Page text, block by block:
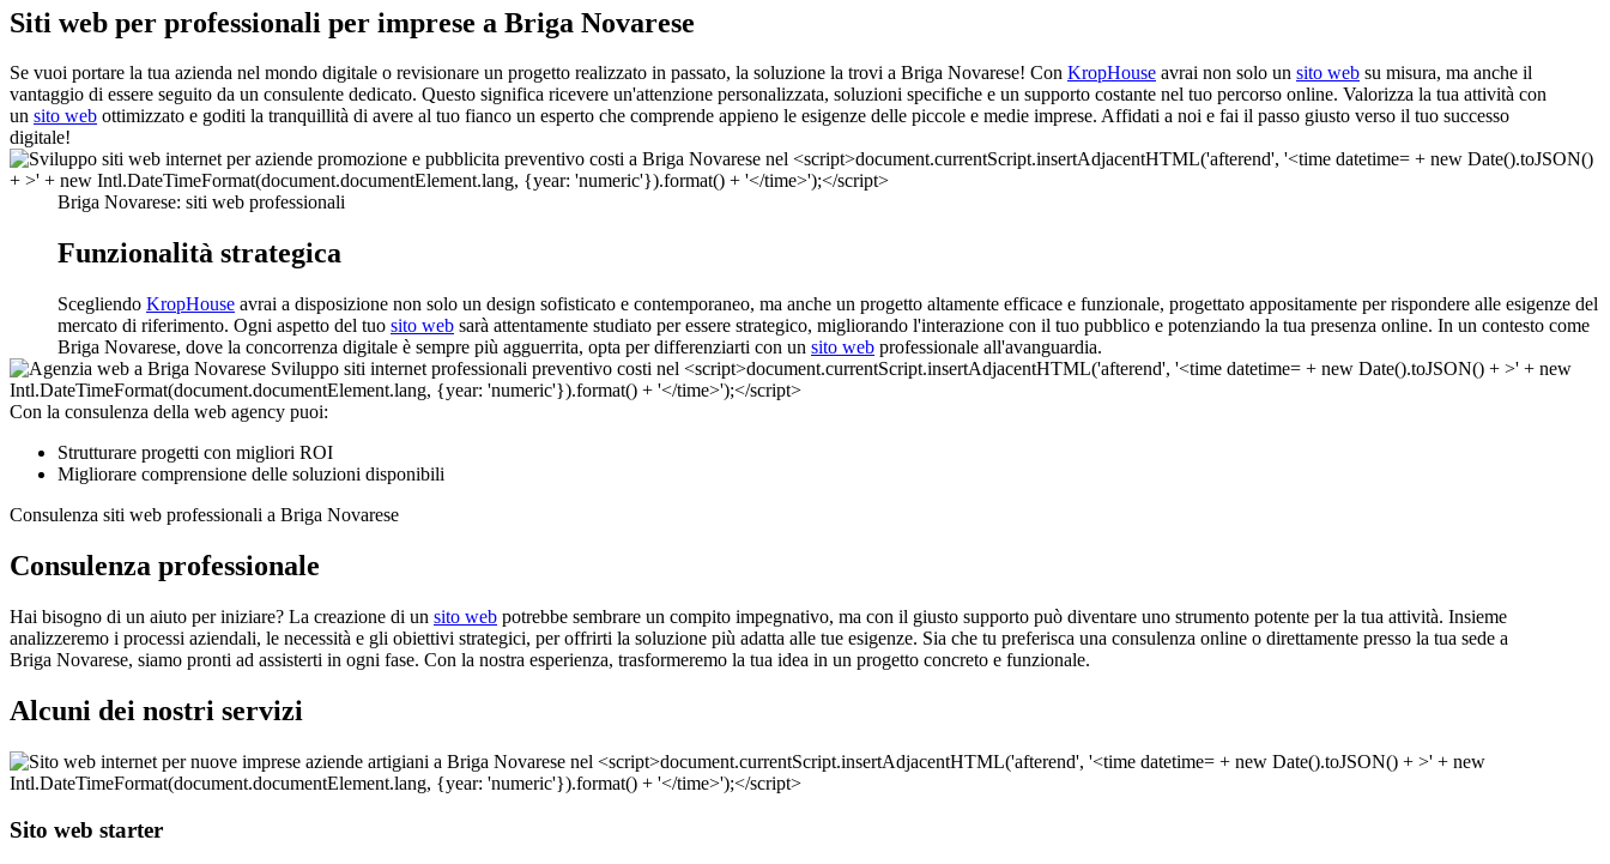
Siti web per professionali per imprese a Briga Novarese
Se vuoi portare la tua azienda nel mondo digitale o revisionare un progetto realizzato in passato, la soluzione la trovi a Briga Novarese! Con KropHouse avrai non solo un sito web su misura, ma anche il
vantaggio di essere seguito da un consulente dedicato. Questo significa ricevere un'attenzione personalizzata, soluzioni specifiche e un supporto costante nel tuo percorso online. Valorizza la tua attività con
un sito web ottimizzato e goditi la tranquillità di avere al tuo fianco un esperto che comprende appieno le esigenze delle piccole e medie imprese. Affidati a noi e fai il passo giusto verso il tuo successo
digitale!
Briga Novarese: siti web professionali
Funzionalità strategica
Scegliendo KropHouse avrai a disposizione non solo un design sofisticato e contemporaneo, ma anche un progetto altamente efficace e funzionale, progettato appositamente per rispondere alle esigenze del
mercato di riferimento. Ogni aspetto del tuo sito web sarà attentamente studiato per essere strategico, migliorando l'interazione con il tuo pubblico e potenziando la tua presenza online. In un contesto come
Briga Novarese, dove la concorrenza digitale è sempre più agguerrita, opta per differenziarti con un sito web professionale all'avanguardia.
Con la consulenza della web agency puoi:
Strutturare progetti con migliori ROI
Migliorare comprensione delle soluzioni disponibili
Consulenza siti web professionali a Briga Novarese
Consulenza professionale
Hai bisogno di un aiuto per iniziare? La creazione di un sito web potrebbe sembrare un compito impegnativo, ma con il giusto supporto può diventare uno strumento potente per la tua attività. Insieme
analizzeremo i processi aziendali, le necessità e gli obiettivi strategici, per offrirti la soluzione più adatta alle tue esigenze. Sia che tu preferisca una consulenza online o direttamente presso la tua sede a
Briga Novarese, siamo pronti ad assisterti in ogni fase. Con la nostra esperienza, trasformeremo la tua idea in un progetto concreto e funzionale.
Alcuni dei nostri servizi
Sito web starter